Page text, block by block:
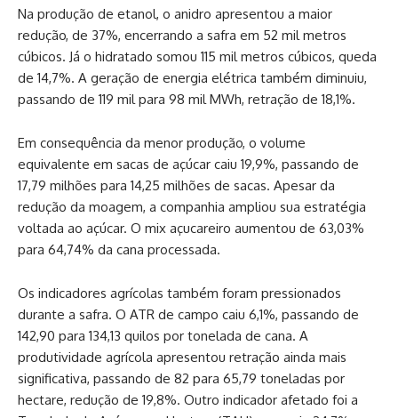
Na produção de etanol, o anidro apresentou a maior
redução, de 37%, encerrando a safra em 52 mil metros
cúbicos. Já o hidratado somou 115 mil metros cúbicos, queda
de 14,7%. A geração de energia elétrica também diminuiu,
passando de 119 mil para 98 mil MWh, retração de 18,1%.
Em consequência da menor produção, o volume
equivalente em sacas de açúcar caiu 19,9%, passando de
17,79 milhões para 14,25 milhões de sacas. Apesar da
redução da moagem, a companhia ampliou sua estratégia
voltada ao açúcar. O mix açucareiro aumentou de 63,03%
para 64,74% da cana processada.
Os indicadores agrícolas também foram pressionados
durante a safra. O ATR de campo caiu 6,1%, passando de
142,90 para 134,13 quilos por tonelada de cana. A
produtividade agrícola apresentou retração ainda mais
significativa, passando de 82 para 65,79 toneladas por
hectare, redução de 19,8%. Outro indicador afetado foi a